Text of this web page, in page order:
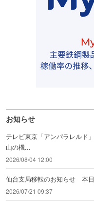
お知らせ
テレビ東京「アンパラレルド
山の機...
2026/08/04 12:00
仙台支局移転のお知らせ 本
2026/07/21 09:37